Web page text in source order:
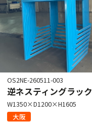
OS2NE-260511-003
逆ネスティングラック
W1350×D1200×H1605
大阪